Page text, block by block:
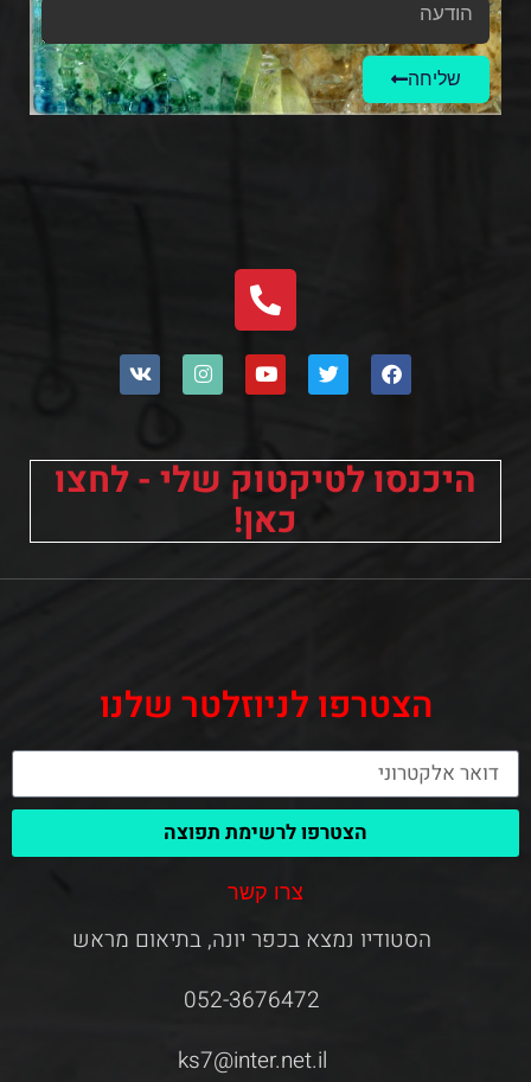
שליחה
היכנסו לטיקטוק שלי - לחצו
כאן!
הצטרפו לניוזלטר שלנו
הצטרפו לרשימת תפוצה
צרו קשר
הסטודיו נמצא בכפר יונה, בתיאום מראש
052-3676472
ks7@inter.net.il